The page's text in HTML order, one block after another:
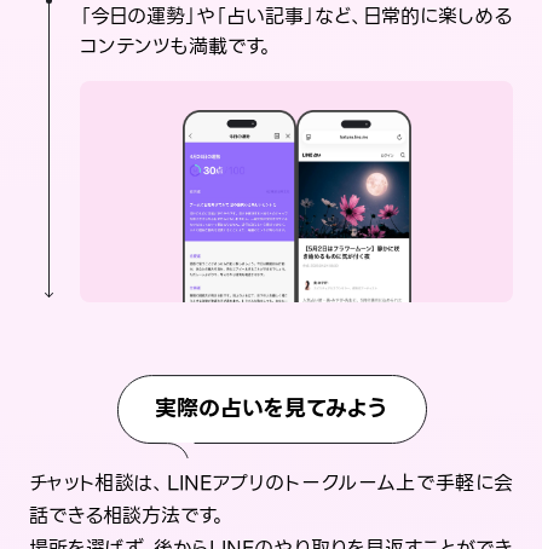
「今日の運勢」や「占い記事」など、日常的に楽しめる
コンテンツも満載です。
実際の占いを見てみよう
チャット相談は、LINEアプリのトークルーム上で手軽に会
話できる相談方法です。